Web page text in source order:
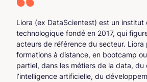
Liora (ex DataScientest) est un institut
technologique fondé en 2017, qui
acteurs de référence du secteur. Liora
formations à distance, en bootcamp
partiel, dans les métiers de la data, du
l’intelligence artificielle, du